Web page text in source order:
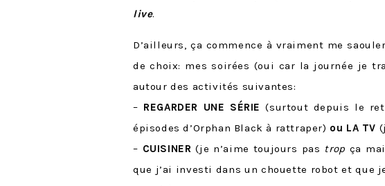
live.
D’ailleurs, ça commence à vraiment me
de choix: mes soirées (oui car la journée je
autour des activités suivantes:
– REGARDER UNE SÉRIE (surtout depuis le
épisodes d’Orphan Black à rattraper) ou LA TV
– CUISINER(je n’aime toujours pas trop ça
que j’ai investi dans un chouette robot et que